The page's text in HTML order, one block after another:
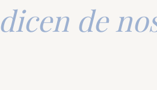
dicen de